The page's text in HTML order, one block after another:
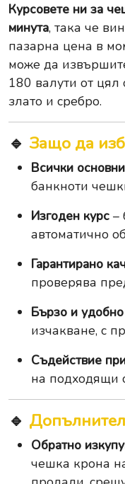
Курсовете ни за
минута, така че
пазарна цена в
може да
180 валути от цял
злато и сребро.
🔹 Защо да
Всички
банкноти
Изгоден курс –
автоматично
Гарантирано
проверява
Бързо и
изчакване, с
Съдействие
на подходящи
🔹
Обратно
чешка крона